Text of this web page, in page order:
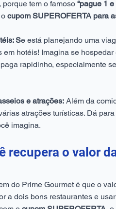
porque tem o famoso “pague 1 e
cupom SUPEROFERTA para
Se está planejando uma
em hotéis! Imagina se
rapidinho, especialmente
e atrações: Além da
atrações turísticas. Dá
imagina.
recupera o valor
do Prime Gourmet é que o
a dois bons restaurantes e